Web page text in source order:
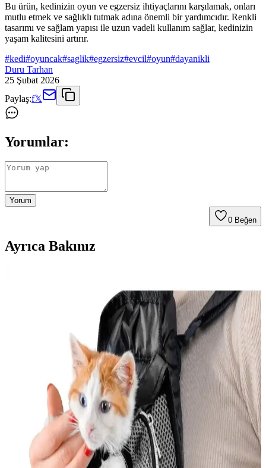
Bu ürün, kedinizin oyun ve egzersiz ihtiyaçlarını karşılamak, onları
mutlu etmek ve sağlıklı tutmak adına önemli bir yardımcıdır. Renkli
tasarımı ve sağlam yapısı ile uzun vadeli kullanım sağlar, kedinizin
yaşam kalitesini artırır.
#kedi#oyuncak#saglik#egzersiz#evcil#oyun#dayanikli
Duru Tarhan
25 Şubat 2026
Paylaş:f𝕏
Yorumlar:
Yorum
0 Beğen
Ayrıca Bakınız
Kediler için şehir yaşamında güvenlik ve konfor sağlayan ürünler,
özellikle kedi evleri ve tırmalama tahtaları, kedilerin sağlıklı ve
mutlu kalmasını sağlar.
En İyi Kedi Oyuncakları: Güvenli ve Eğlenceli
Seçenekler ile Kedinizin Mutluluğu
Kedinizin sağlığı ve mutluluğu için doğru oyuncakları seçin.
Güvenlik ve eğlenceyi bir arada sunan ürünlerle kedinizin enerjisini
atmasını sağlayın.
Kedi Korkuluğu Nedir ve Evde Güvenliği Sağlamak
İçin Nasıl Kullanılır